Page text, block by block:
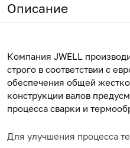
Описание
Компания JWELL
строго в соответствии с
обеспечения общей
конструкции валов
процесса сварки и
Для улучшения процесса